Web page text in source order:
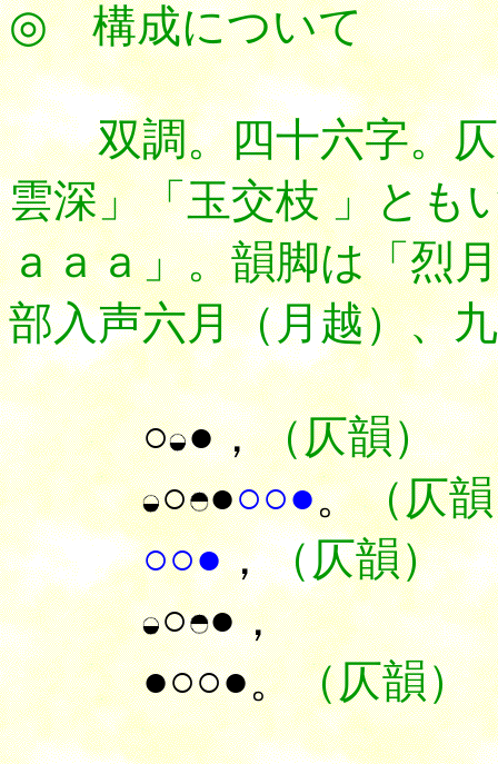
◎ 構成について
双調。四十六字。
雲深」「玉交枝 」と
ａａａ」。韻脚は「烈
部入声六月（月越）、
○ ●，（仄韻）
○ ●○○●。（仄
○○●，（仄韻）
○ ●，
●○○●。（仄韻）